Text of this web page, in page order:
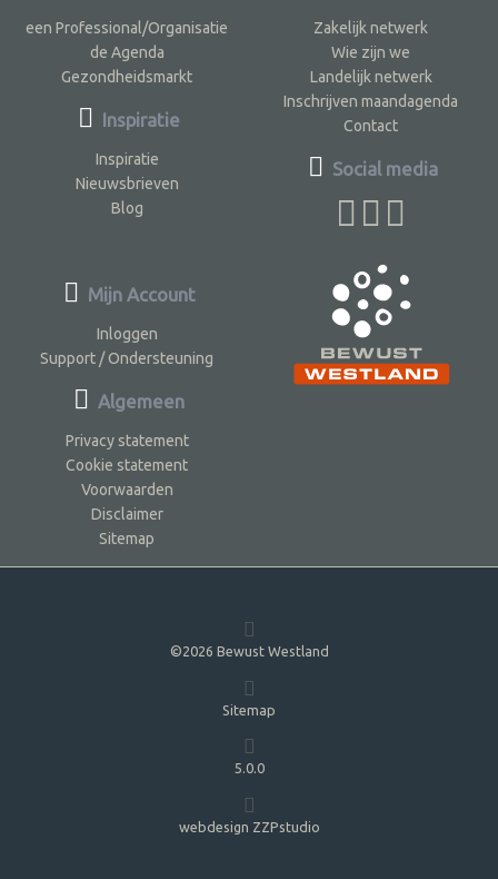
een Professional/Organisatie
de Agenda
Gezondheidsmarkt
Inspiratie
Inspiratie
Nieuwsbrieven
Blog
Zakelijk netwerk
Wie zijn we
Landelijk netwerk
Inschrijven maandagenda
Contact
Social media
Mijn Account
Inloggen
Support / Ondersteuning
Algemeen
Privacy statement
Cookie statement
Voorwaarden
Disclaimer
Sitemap
©2026 Bewust Westland
Sitemap
5.0.0
webdesign ZZPstudio